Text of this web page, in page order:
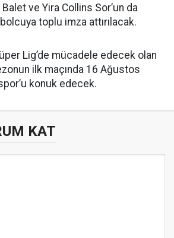
ve Yira Collins Sor’un da
toplu imza attırılacak.
Lig’de mücadele edecek olan
ilk maçında 16 Ağustos
konuk edecek.
KAT